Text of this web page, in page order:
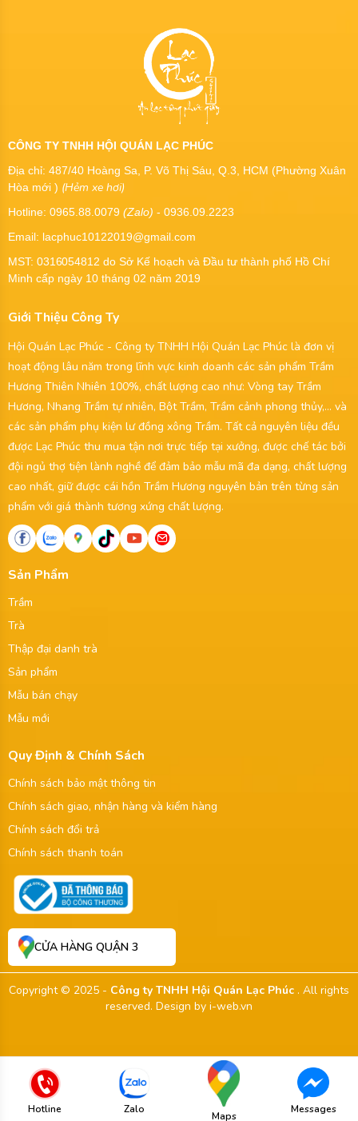
CÔNG TY TNHH HỘI QUÁN LẠC PHÚC
Địa chỉ: 487/40 Hoàng Sa, P. Võ Thị Sáu, Q.3, HCM (Phường Xuân
Hòa mới ) (Hẻm xe hơi)
Hotline: 0965.88.0079 (Zalo) - 0936.09.2223
Email: lacphuc10122019@gmail.com
MST: 0316054812 do Sở Kế hoạch và Đầu tư thành phố Hồ Chí
Minh cấp ngày 10 tháng 02 năm 2019
Giới Thiệu Công Ty
Hội Quán Lạc Phúc - Công ty TNHH Hội Quán Lạc Phúc là đơn vị
hoạt động lâu năm trong lĩnh vực kinh doanh các sản phẩm Trầm
Hương Thiên Nhiên 100%, chất lượng cao như: Vòng tay Trầm
Hương, Nhang Trầm tự nhiên, Bột Trầm, Trầm cảnh phong thủy,... và
các sản phẩm phụ kiện lư đồng xông Trầm. Tất cả nguyên liệu đều
được Lạc Phúc thu mua tận nơi trực tiếp tại xưởng, được chế tác bởi
đội ngủ thợ tiện lành nghề để đảm bảo mẫu mã đa dạng, chất lượng
cao nhất, giữ được cái hồn Trầm Hương nguyên bản trên từng sản
phẩm với giá thành tương xứng chất lượng.
Sản Phẩm
Trầm
Trà
Thập đại danh trà
Sản phẩm
Mẫu bán chạy
Mẫu mới
Quy Định & Chính Sách
Chính sách bảo mật thông tin
Chính sách giao, nhận hàng và kiểm hàng
Chính sách đổi trả
Chính sách thanh toán
CỬA HÀNG QUẬN 3
Copyright © 2025 - Công ty TNHH Hội Quán Lạc Phúc . All rights
reserved. Design by i-web.vn
Hotline Zalo
Maps
Messages